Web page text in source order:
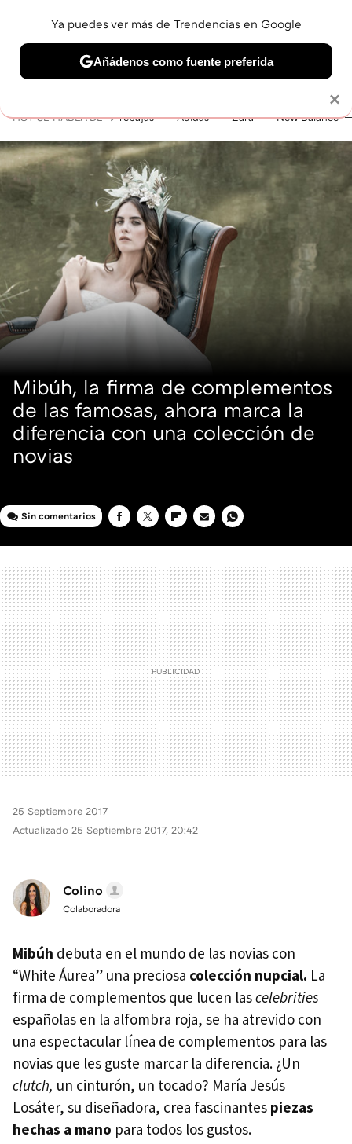
BELLEZA SHOPPING VIAJES GASTRO SNEAKERS
HOY SE HABLA DE rebajas Adidas Zara New Balance
Mibúh, la firma de complementos
de las famosas, ahora marca la
diferencia con una colección de
novias
Sin comentarios
25 Septiembre 2017
Actualizado 25 Septiembre 2017, 20:42
Colino
Colaboradora
Mibúh debuta en el mundo de las novias con
“White Áurea” una preciosa colección nupcial. La
firma de complementos que lucen lascelebrities
españolas en la alfombra roja, se ha atrevido con
una espectacular línea de complementos para las
novias que les guste marcar la diferencia. ¿Un
clutch, un cinturón, un tocado? María Jesús
Losáter, su diseñadora, crea fascinantes piezas
hechas a mano para todos los gustos.
×
Ya puedes ver más de Trendencias en Google
Añádenos como fuente preferida